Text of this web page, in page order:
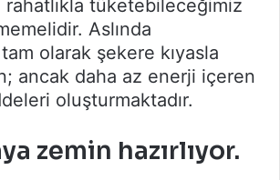
rahatlıkla tüketebileceğimiz
Aslında
tam olarak şekere kıyasla
ancak daha az enerji içeren
oluşturmaktadır.
zemin hazırlıyor.